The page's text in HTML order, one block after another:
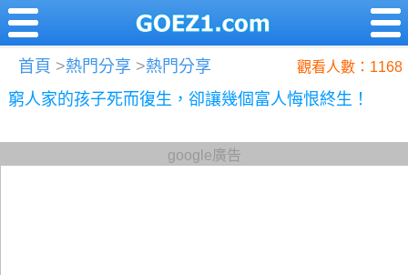
首頁 >熱門分享 >熱門分享 觀看人數：1168
窮人家的孩子死而復生，卻讓幾個富人悔恨終生！
google廣告